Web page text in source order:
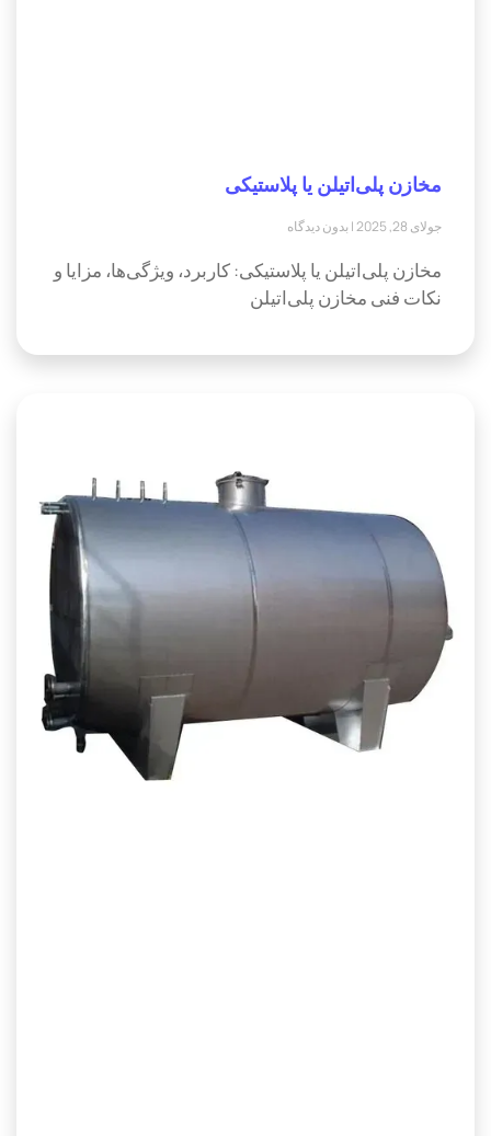
مخازن پلی‌اتیلن یا پلاستیکی
جولای 28, 2025 بدون دیدگاه
مخازن پلی‌اتیلن یا پلاستیکی: کاربرد، ویژگی‌ها، مزایا و
نکات فنی مخازن پلی‌اتیلن